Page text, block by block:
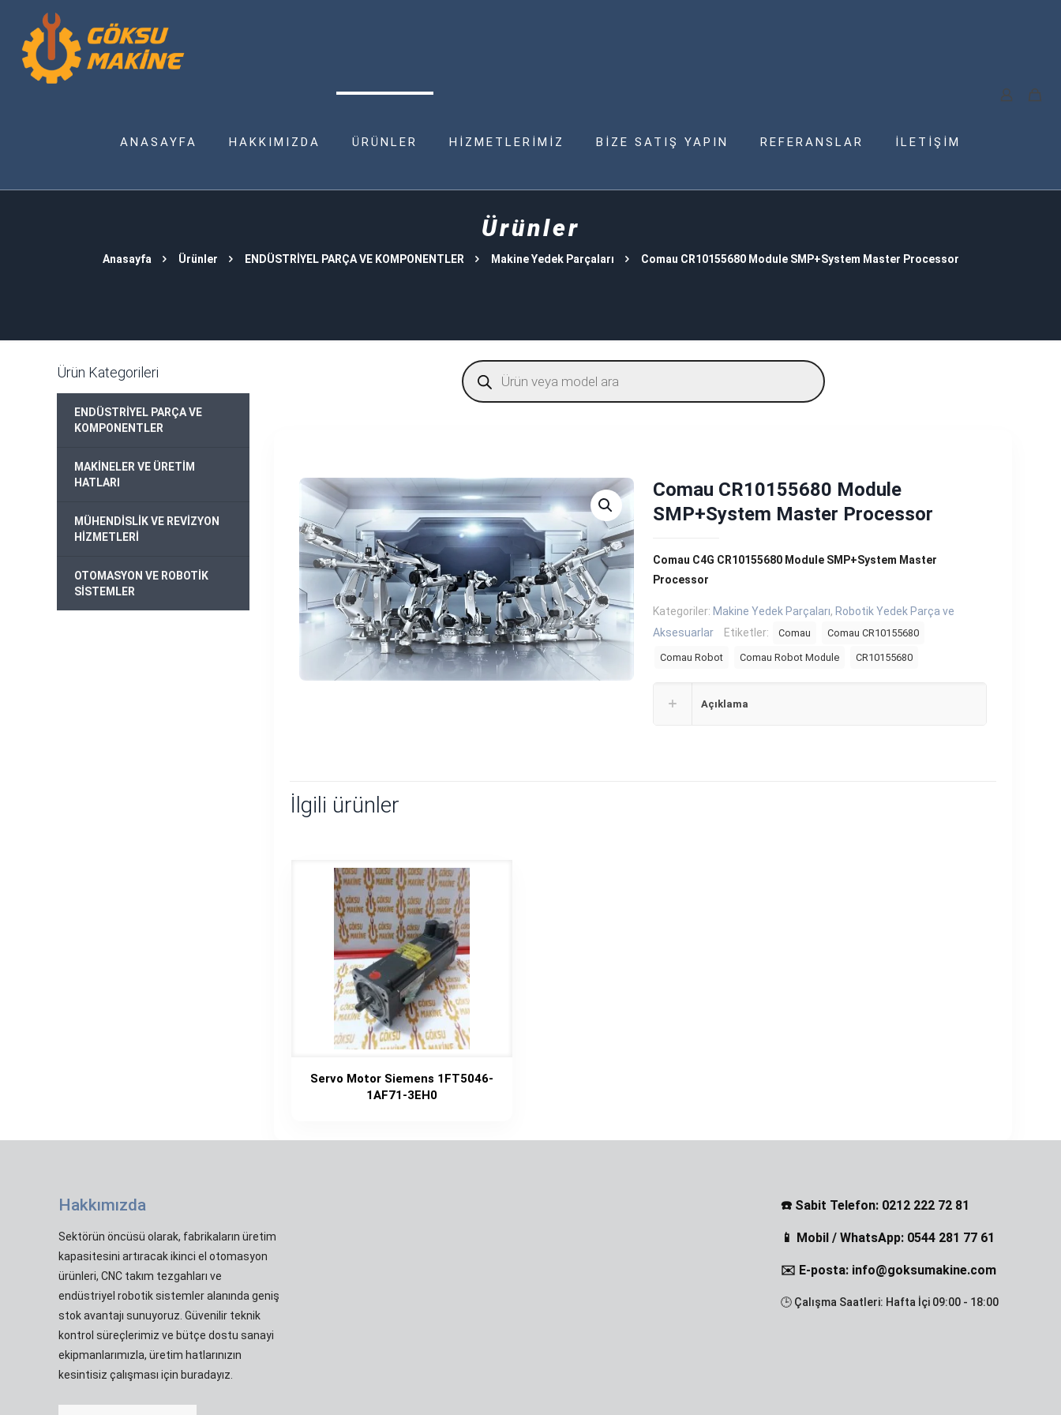
ANASAYFA HAKKIMIZDA ÜRÜNLER HİZMETLERİMİZ BİZE SATIŞ YAPIN REFERANSLAR İLETİŞİM
Ürünler
Anasayfa Ürünler ENDÜSTRİYEL PARÇA VE KOMPONENTLER Makine Yedek Parçaları Comau CR10155680 Module SMP+System Master Processor
Products
search
Comau CR10155680 Module
SMP+System Master Processor
Comau C4G CR10155680 Module SMP+System Master
Processor
Kategoriler: Makine Yedek Parçaları, Robotik Yedek Parça ve
Aksesuarlar
Etiketler: Comau Comau CR10155680
Comau Robot Comau Robot Module CR10155680
Açıklama
İlgili ürünler
Servo Motor Siemens 1FT5046-
1AF71-3EH0
Ürün Kategorileri
ENDÜSTRİYEL PARÇA VE
KOMPONENTLER
MAKİNELER VE ÜRETİM
HATLARI
MÜHENDİSLİK VE REVİZYON
HİZMETLERİ
OTOMASYON VE ROBOTİK
SİSTEMLER
Hakkımızda
Sektörün öncüsü olarak, fabrikaların üretim
kapasitesini artıracak ikinci el otomasyon
ürünleri, CNC takım tezgahları ve
endüstriyel robotik sistemler alanında geniş
stok avantajı sunuyoruz. Güvenilir teknik
kontrol süreçlerimiz ve bütçe dostu sanayi
ekipmanlarımızla, üretim hatlarınızın
kesintisiz çalışması için buradayız.
☎️ Sabit Telefon: 0212 222 72 81
📱 Mobil / WhatsApp: 0544 281 77 61
✉️ E-posta: info@goksumakine.com
🕒 Çalışma Saatleri: Hafta İçi 09:00 - 18:00